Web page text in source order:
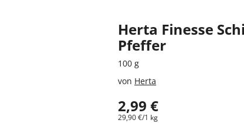
Herta Finesse
Pfeffer
100 g
von Herta
2,99 €
29,90 €/1 kg